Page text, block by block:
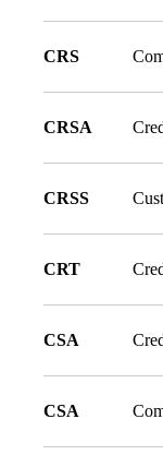
CRS
CRSA
CRSS
CRT
CSA
CSA